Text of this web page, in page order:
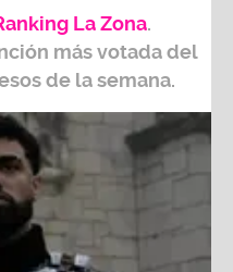
La Zona.
más votada del
de la semana.